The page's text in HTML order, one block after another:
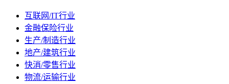
互联网/IT行业
金融保险行业
生产/制造行业
地产/建筑行业
快消/零售行业
物流/运输行业